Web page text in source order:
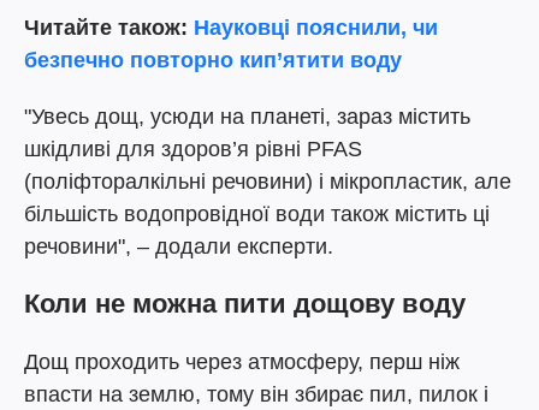
Читайте також: Науковці пояснили, чи
безпечно повторно кип’ятити воду
"Увесь дощ, усюди на планеті, зараз містить
шкідливі для здоров’я рівні PFAS
(поліфторалкільні речовини) і мікропластик, але
більшість водопровідної води також містить ці
речовини", – додали експерти.
Коли не можна пити дощову воду
Дощ проходить через атмосферу, перш ніж
впасти на землю, тому він збирає пил, пилок і